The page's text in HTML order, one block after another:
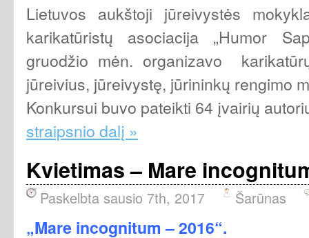
Lietuvos aukštoji jūreivystės
karikatūristų asociacija „Humor
gruodžio mėn. organizavo
jūreivius, jūreivystę, jūrininkų rengimo
Konkursui buvo pateikti 64 įvairių
straipsnio dalį »
Kvietimas – Mare
Paskelbta sausio 7th, 2017 Šarūnas
„Mare incognitum – 2016“.